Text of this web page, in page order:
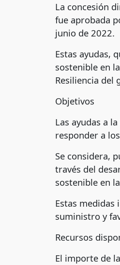
La concesión
fue aprobada
junio de 2022.
Estas ayudas,
sostenible en
Resiliencia del
Objetivos
Las ayudas a
responder a
Se considera,
través del
sostenible en
Estas
suministro y
Recursos
El importe de